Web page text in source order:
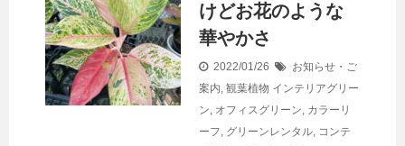
けどお花のような
華やかさ
2022/01/26
お知らせ・ご
案内, 観葉植物 インテリアグリー
ン, オフィスグリーン, カラーリ
ーフ, グリーンレンタル, コンテ